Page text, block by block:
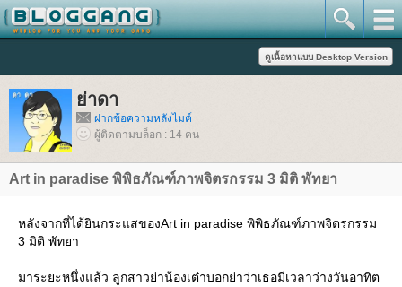
่าดา
ฝากข้อความหลังไมค์
ผู้ติดตามบล็อก : 14 คน
Art in paradise พิพิธภัณฑ์ภาพจิตรกรรม 3 มิติ พัทยา
หลังจากที่ได้ยินกระแสของArt in paradise พิพิธภัณฑ์ภาพจิตรกรรม
3 มิติ พัทยา
มาระยะหนึ่งแล้ว ลูกสาวย่าน้องเต๋าบอกย่าว่าเธอมีเวลาว่างวันอาทิต